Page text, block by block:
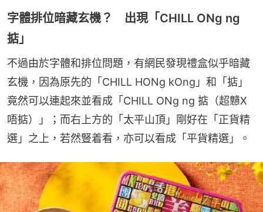
字體排位暗藏玄機？ 出現「CHILL ONg ng
掂」
不過由於字體和排位問題，有網民發現禮盒似乎暗藏
玄機，因為原先的「CHILL HONg kOng」和「掂」
竟然可以連起來並看成「CHILL ONg ng 掂（超戇X
唔掂）」；而右上方的「太平山頂」剛好在「正貨精
選」之上，若然豎着看，亦可以看成「平貨精選」。